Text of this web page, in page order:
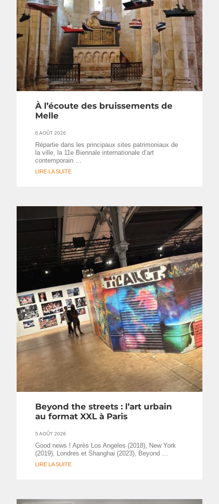
À l’écoute des bruissements de
Melle
6 AOÛT 2026
Répartie dans les principaux sites patrimoniaux de
la ville, la 11e Biennale internationale d’art
contemporain …
LIRE LA SUITE
Beyond the streets : l’art urbain
au format XXL à Paris
5 AOÛT 2026
Good news ! Après Los Angeles (2018), New York
(2019), Londres et Shanghai (2023), Beyond …
LIRE LA SUITE